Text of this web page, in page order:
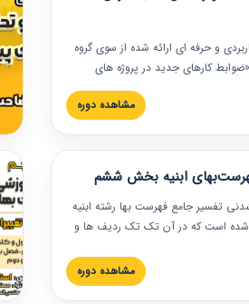
و حرفه‏ ای ارائه شده از سوی گروه
کارهای جدید در پروژه های
و راه حل ها با نگرش قراردادی است که
کشور ارائه شد. در این
شده است.
مشاهده دوره
ابنیه بخش ششم
تفسیر جامع فهرست بها رشته ابنیه
شده است که در آن تک تک ردیف ها و
عملیات اجرایی مرتبط با ردیف های
دوره با کلام مهندس
مشاهده دوره